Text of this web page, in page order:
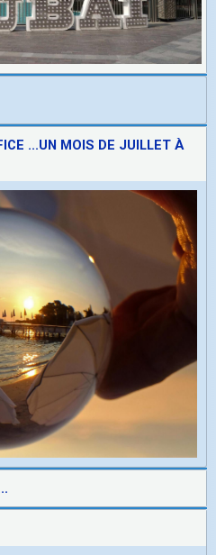
...UN MOIS DE JUILLET À